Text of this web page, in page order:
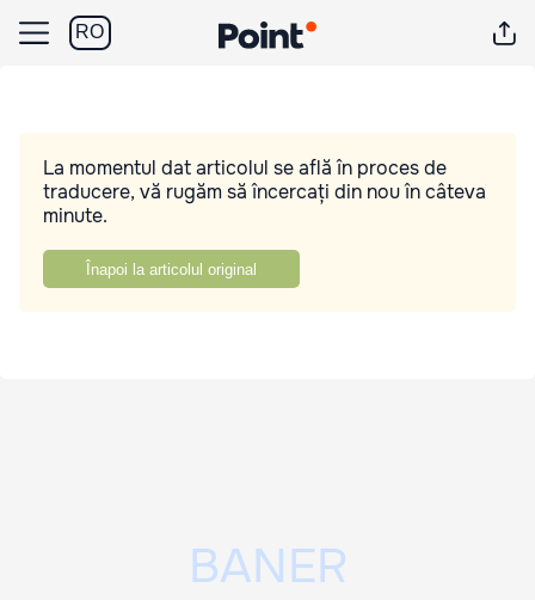
RO
La momentul dat articolul se află în proces de
traducere, vă rugăm să încercați din nou în câteva
minute.
Înapoi la articolul original